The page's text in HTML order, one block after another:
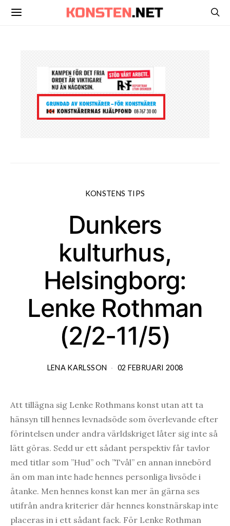
KONSTENS TIPS
Dunkers
kulturhus,
Helsingborg:
Lenke Rothman
(2/2-11/5)
LENA KARLSSON 02 FEBRUARI 2008
Att tillägna sig Lenke Rothmans konst utan att ta
hänsyn till hennes levnadsöde som överlevande efter
förintelsen under andra världskriget låter sig inte så
lätt göras. Sedd ur ett sådant perspektiv får tavlor
med titlar som ”Hud” och ”Tvål” en annan innebörd
än om man inte hade hennes personliga livsöde i
åtanke. Men hennes konst kan mer än gärna ses
utifrån andra kriterier där hennes konstnärskap inte
placeras in i ett sådant fack. För Lenke Rothman